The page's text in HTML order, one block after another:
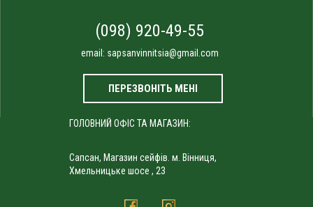
(098) 920-49-55
email: sapsanvinnitsia@gmail.com
ПЕРЕЗВОНІТЬ МЕНІ
ГОЛОВНИЙ ОФІС ТА МАГАЗИН:
Сапсан, Магазин сейфів. м. Вінниця,
Хмельницьке шосе , 23